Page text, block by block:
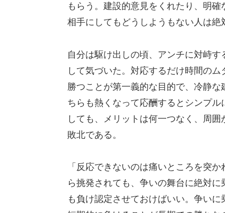
もらう。建設的意見をくれたり、明
相手にしてもどうしようもない人は
自分は駆け出しの頃、アンチに対峙
して気づいた。対応するだけ時間の
勝つことが第一義的な目的で、冷静
ちらも熱くなって応酬するとシンプ
しても、メリットは何一つなく、周
敗北である。
「反応できないのは痛いところを突
ら挑発されても、争いの舞台に絶対
も負け認定させておけばいい。争い